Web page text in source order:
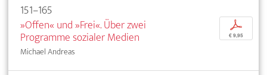
151–165
»Offen« und »Frei«. Über zwei
Programme sozialer Medien
Michael Andreas
p
€ 9,95